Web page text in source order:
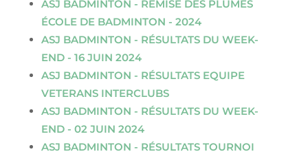
ASJ BADMINTON - REMISE DES PLUMES
ÉCOLE DE BADMINTON - 2024
ASJ BADMINTON - RÉSULTATS DU WEEK-
END - 16 JUIN 2024
ASJ BADMINTON - RÉSULTATS EQUIPE
VETERANS INTERCLUBS
ASJ BADMINTON - RÉSULTATS DU WEEK-
END - 02 JUIN 2024
ASJ BADMINTON - RÉSULTATS TOURNOI